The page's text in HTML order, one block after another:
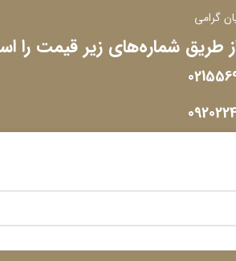
گرامی
طریق شماره‌های زیر قیمت را